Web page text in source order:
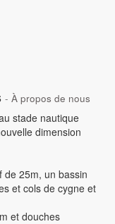
- À propos de nous
stade nautique
dimension
de 25m, un bassin
et cols de cygne et
et douches